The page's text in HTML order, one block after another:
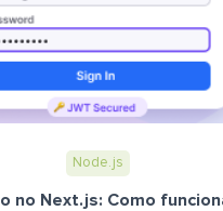
Node.js
no Next.js: Como